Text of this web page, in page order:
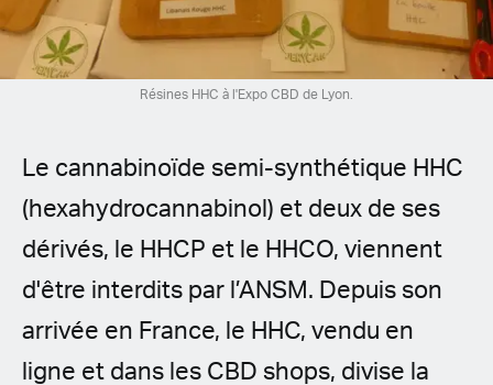
German
French
Czech
Polish
Résines HHC à l'Expo CBD de Lyon.
Le cannabinoïde semi-synthétique HHC
(hexahydrocannabinol) et deux de ses
dérivés, le HHCP et le HHCO, viennent
d'être interdits par l’ANSM. Depuis son
arrivée en France, le HHC, vendu en
ligne et dans les CBD shops, divise la